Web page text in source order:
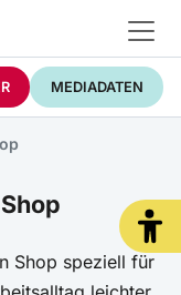
MEDIADATEN
Shop speziell für
Kategorien